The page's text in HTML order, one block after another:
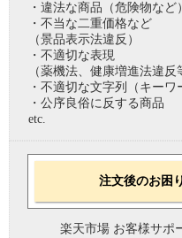
・違法な商品（危険物など）
・不当な二重価格など
（景品表示法違反）
・不適切な表現
（薬機法、健康増進法違反
・不適切な文字列（キーワ
・公序良俗に反する商品
etc.
注文後のお困
楽天市場 お客様サポ